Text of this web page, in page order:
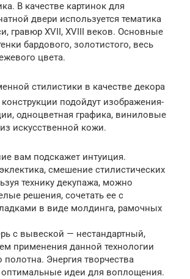
В качестве картинок для
двери используется тематика
гравюр XVII, XVIII веков. Основные
бардового, золотистого, весь
цвета.
стилистики в качестве декора
подойдут изображения-
одноцветная графика, виниловые
искусственной кожи.
вам подскажет интуиция.
смешение стилистических
технику декупажа, можно
решения, сочетать ее с
в виде молдинга, рамочных
с вывеской — нестандартный,
применения данной технологии
полотна. Энергия творчества
оптимальные идеи для воплощения.